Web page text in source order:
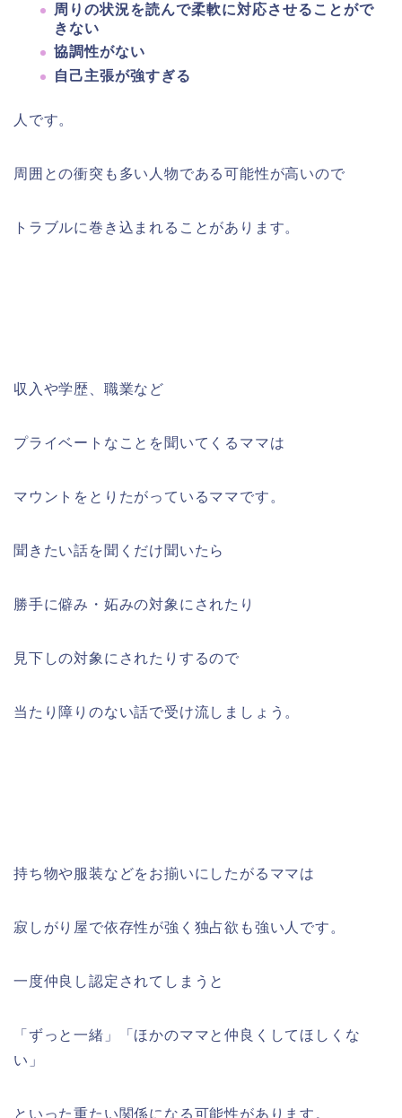
周りの状況を読んで柔軟に対応させることがで
きない
協調性がない
自己主張が強すぎる
人です。
周囲との衝突も多い人物である可能性が高いので
トラブルに巻き込まれることがあります。
収入や学歴、職業など
プライベートなことを聞いてくるママは
マウントをとりたがっているママです。
聞きたい話を聞くだけ聞いたら
勝手に僻み・妬みの対象にされたり
見下しの対象にされたりするので
当たり障りのない話で受け流しましょう。
持ち物や服装などをお揃いにしたがるママは
寂しがり屋で依存性が強く独占欲も強い人です。
一度仲良し認定されてしまうと
「ずっと一緒」「ほかのママと仲良くしてほしくな
い」
といった重たい関係になる可能性があります。